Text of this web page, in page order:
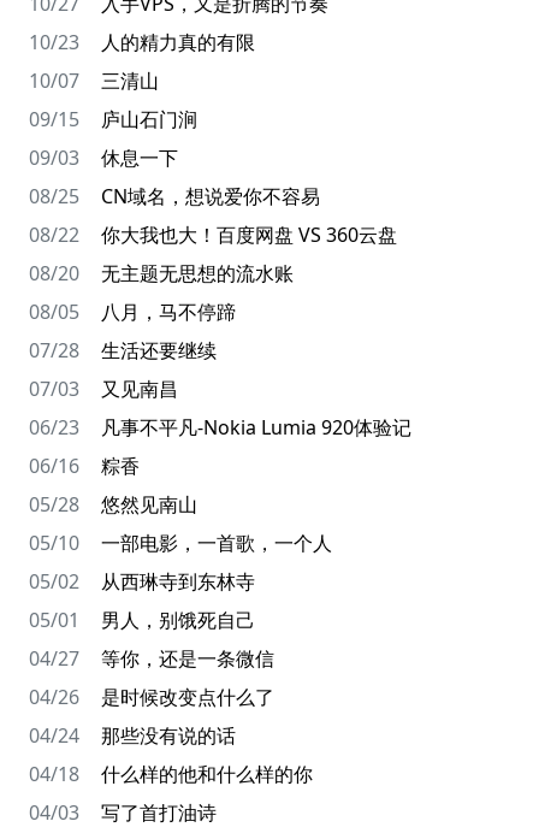
10/23
人的精力真的有限
10/07
三清山
09/15
庐山石门涧
09/03
休息一下
08/25
CN域名，想说爱你不容易
08/22
你大我也大！百度网盘 VS 360云盘
08/20
无主题无思想的流水账
08/05
八月，马不停蹄
07/28
生活还要继续
07/03
又见南昌
06/23
凡事不平凡-Nokia Lumia 920体验记
06/16
粽香
05/28
悠然见南山
05/10
一部电影，一首歌，一个人
05/02
从西琳寺到东林寺
05/01
男人，别饿死自己
04/27
等你，还是一条微信
04/26
是时候改变点什么了
04/24
那些没有说的话
04/18
什么样的他和什么样的你
04/03
写了首打油诗